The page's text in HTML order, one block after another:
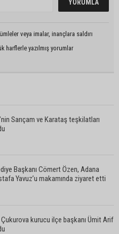
veya imalar, inançlara saldırı
harflerle yazılmış yorumlar
Sarıçam ve Karataş teşkilatları
Başkanı Cömert Özen, Adana
Yavuz’u makamında ziyaret etti
kurucu ilçe başkanı Ümit Arif